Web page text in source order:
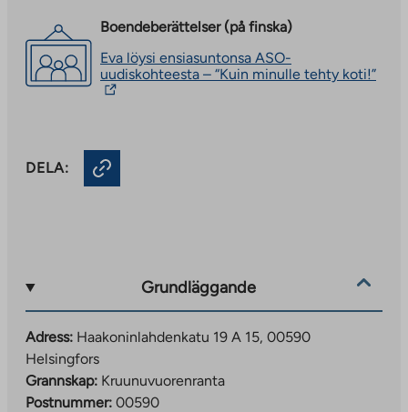
Boendeberättelser (på finska)
Eva löysi ensiasuntonsa ASO-
uudiskohteesta – “Kuin minulle tehty koti!”The
DELA:
Grundläggande
Adress: Haakoninlahdenkatu 19 A 15, 00590
Helsingfors
Grannskap: Kruunuvuorenranta
Postnummer: 00590